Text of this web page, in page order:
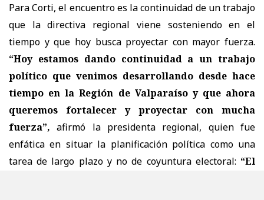
Para Corti, el encuentro es la continuidad de un trabajo
que la directiva regional viene sosteniendo en el
tiempo y que hoy busca proyectar con mayor fuerza.
“Hoy estamos dando continuidad a un trabajo
político que venimos desarrollando desde hace
tiempo en la Región de Valparaíso y que ahora
queremos fortalecer y proyectar con mucha
fuerza”, afirmó la presidenta regional, quien fue
enfática en situar la planificación política como una
tarea de largo plazo y no de coyuntura electoral: “El